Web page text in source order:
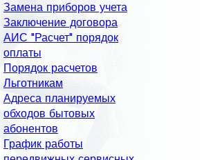
Замена приборов учета
Заключение договора
АИС "Расчет" порядок
оплаты
Порядок расчетов
Льготникам
Адреса планируемых
обходов бытовых
абонентов
График работы